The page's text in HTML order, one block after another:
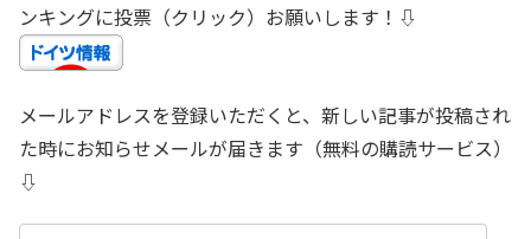
ンキングに投票（クリック）お願いします！⇩
メールアドレスを登録いただくと、新しい記事が投稿され
た時にお知らせメールが届きます（無料の購読サービス）
⇩